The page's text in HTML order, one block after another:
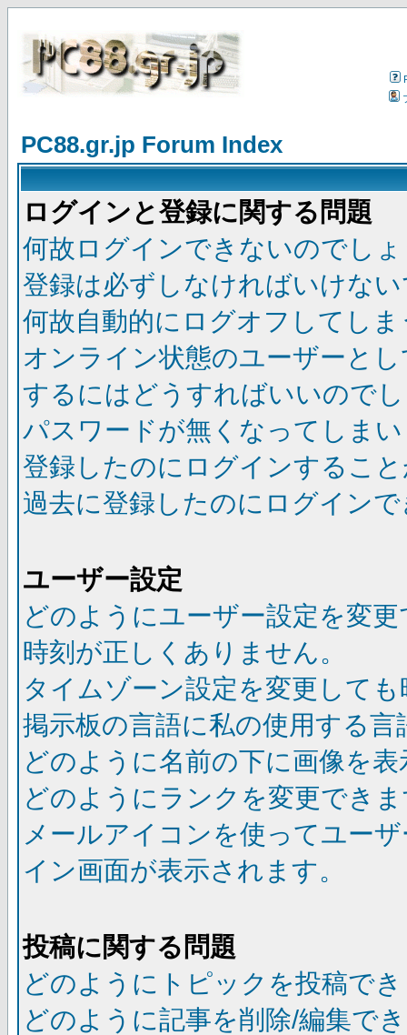
PC88.gr.jp Forum Index
ログインと登録に関する問題
何故ログインできないのでし
登録は必ずしなければいけな
何故自動的にログオフしてし
オンライン状態のユーザーと
するにはどうすればいいので
パスワードが無くなってしま
登録したのにログインするこ
過去に登録したのにログイン
ユーザー設定
どのようにユーザー設定を変
時刻が正しくありません。
タイムゾーン設定を変更して
掲示板の言語に私の使用する
どのように名前の下に画像を
どのようにランクを変更でき
メールアイコンを使ってユー
イン画面が表示されます。
投稿に関する問題
どのようにトピックを投稿で
どのように記事を削除/編集で